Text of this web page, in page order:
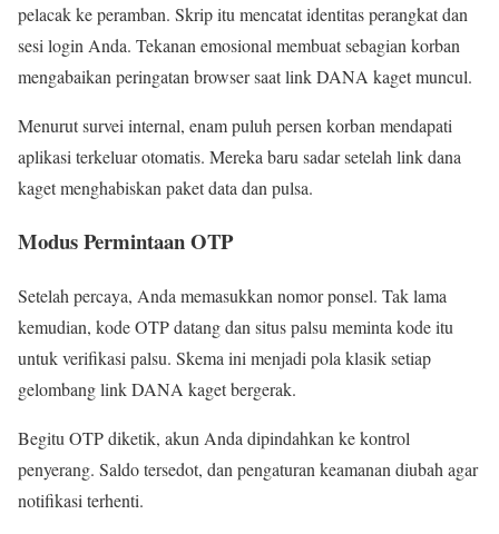
pelacak ke peramban. Skrip itu mencatat identitas perangkat dan
sesi login Anda. Tekanan emosional membuat sebagian korban
mengabaikan peringatan browser saat link DANA kaget muncul.
Menurut survei internal, enam puluh persen korban mendapati
aplikasi terkeluar otomatis. Mereka baru sadar setelah link dana
kaget menghabiskan paket data dan pulsa.
Modus Permintaan OTP
Setelah percaya, Anda memasukkan nomor ponsel. Tak lama
kemudian, kode OTP datang dan situs palsu meminta kode itu
untuk verifikasi palsu. Skema ini menjadi pola klasik setiap
gelombang link DANA kaget bergerak.
Begitu OTP diketik, akun Anda dipindahkan ke kontrol
penyerang. Saldo tersedot, dan pengaturan keamanan diubah agar
notifikasi terhenti.